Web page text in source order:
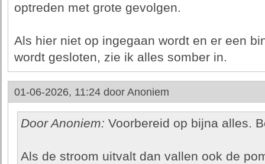
optreden met grote gevolgen.
Als hier niet op ingegaan wordt en er een
wordt gesloten, zie ik alles somber in.
01-06-2026, 11:24 door Anoniem
Door Anoniem: Voorbereid op bijna alles.
Als de stroom uitvalt dan vallen ook de